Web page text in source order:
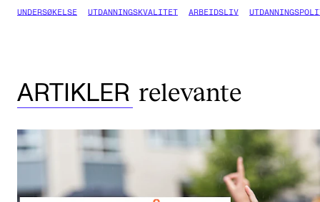
UNDERSØKELSE UTDANNINGSKVALITET ARBEIDSLIV
ARTIKLER relevante